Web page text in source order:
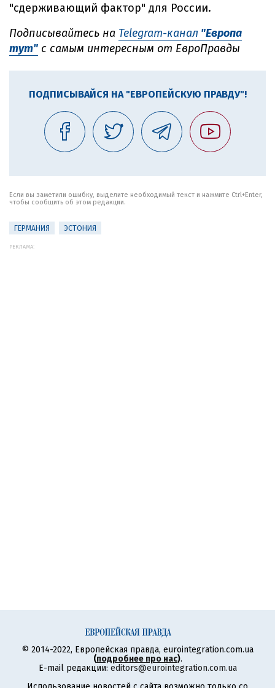
"сдерживающий фактор" для России.
Подписывайтесь на Telegram-канал "Европа
тут" с самым интересным от ЕвроПравды
ПОДПИСЫВАЙСЯ НА "ЕВРОПЕЙСКУЮ ПРАВДУ"!
Если вы заметили ошибку, выделите необходимый текст и нажмите Ctrl+Enter,
чтобы сообщить об этом редакции.
ГЕРМАНИЯ ЭСТОНИЯ
РЕКЛАМА:
© 2014-2022, Европейская правда, eurointegration.com.ua
(подробнее про нас).
E-mail редакции: editors@eurointegration.com.ua